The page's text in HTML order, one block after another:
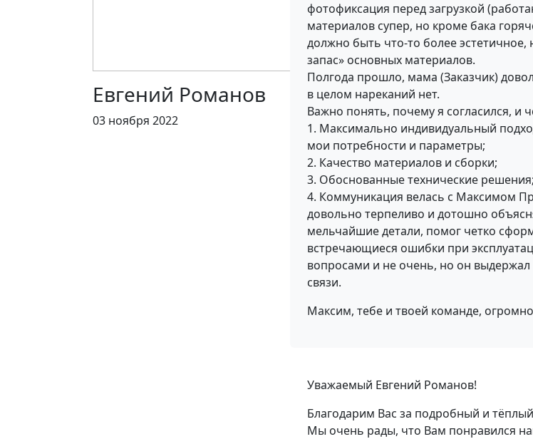
Евгений Романов
03 ноября 2022
фотофиксация перед загрузкой
материалов супер, но кроме бака
должно быть что-то более
запас» основных материалов.
Полгода прошло, мама (Заказчик)
в целом нареканий нет.
Важно понять, почему я согласился,
1. Максимально индивидуальный
мои потребности и параметры;
2. Качество материалов и сборки;
3. Обоснованные технические решения;
4. Коммуникация велась с Максимом
довольно терпеливо и дотошно
мельчайшие детали, помог четко
встречающиеся ошибки при
вопросами и не очень, но он выдержал
связи.
Максим, тебе и твоей команде,
Уважаемый Евгений Романов!
Благодарим Вас за подробный и
Мы очень рады, что Вам понравился